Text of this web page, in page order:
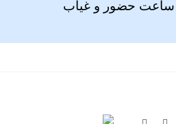
ساعت حضور و غیاب